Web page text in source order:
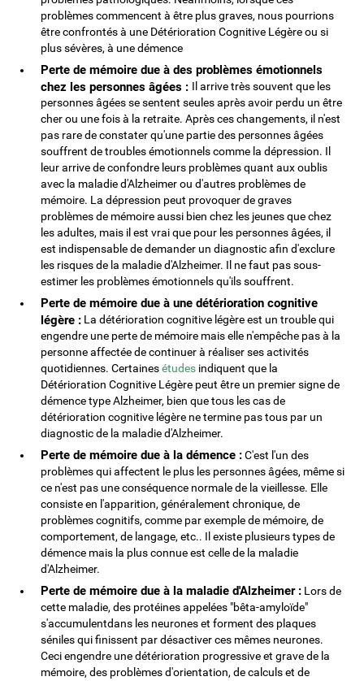
problèmes commencent à être plus graves, nous pourrions
être confrontés à une Détérioration Cognitive Légère ou si
plus sévères, à une démence
Perte de mémoire due à des problèmes émotionnels
chez les personnes âgées : Il arrive très souvent que les
personnes âgées se sentent seules après avoir perdu un être
cher ou une fois à la retraite. Après ces changements, il n'est
pas rare de constater qu'une partie des personnes âgées
souffrent de troubles émotionnels comme la dépression. Il
leur arrive de confondre leurs problèmes quant aux oublis
avec la maladie d'Alzheimer ou d'autres problèmes de
mémoire. La dépression peut provoquer de graves
problèmes de mémoire aussi bien chez les jeunes que chez
les adultes, mais il est vrai que pour les personnes âgées, il
est indispensable de demander un diagnostic afin d'exclure
les risques de la maladie d'Alzheimer. Il ne faut pas sous-
estimer les problèmes émotionnels qu'ils souffrent.
Perte de mémoire due à une détérioration cognitive
légère : La détérioration cognitive légère est un trouble qui
engendre une perte de mémoire mais elle n'empêche pas à la
personne affectée de continuer à réaliser ses activités
quotidiennes. Certainesétudes indiquent que la
Détérioration Cognitive Légère peut être un premier signe de
démence type Alzheimer, bien que tous les cas de
détérioration cognitive légère ne termine pas tous par un
diagnostic de la maladie d'Alzheimer.
Perte de mémoire due à la démence :C'est l'un des
problèmes qui affectent le plus les personnes âgées, même si
ce n'est pas une conséquence normale de la vieillesse. Elle
consiste en l'apparition, généralement chronique, de
problèmes cognitifs, comme par exemple de mémoire, de
comportement, de langage, etc.. Il existe plusieurs types de
démence mais la plus connue est celle de la maladie
d'Alzheimer.
Perte de mémoire due à la maladie d'Alzheimer : Lors de
cette maladie, des protéines appelées "bêta-amyloïde"
s'accumulentdans les neurones et forment des plaques
séniles qui finissent par désactiver ces mêmes neurones.
Ceci engendre une détérioration progressive et grave de la
mémoire, des problèmes d'orientation, de calculs et de